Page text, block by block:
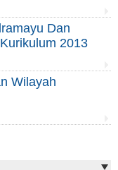
Dan
2013
Wilayah